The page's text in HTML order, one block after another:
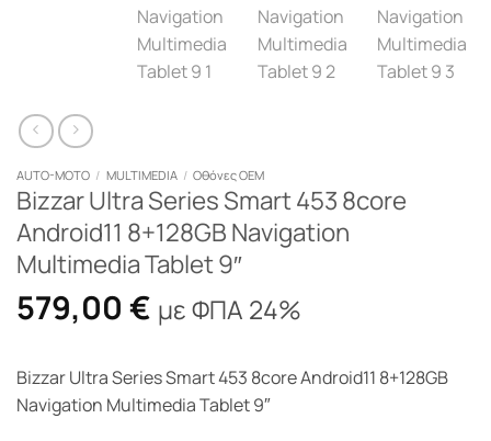
AUTO-MOTO / MULTIMEDIA / Οθόνες OEM
Bizzar Ultra Series Smart 453 8core
Android11 8+128GB Navigation
Multimedia Tablet 9″
579,00 € με ΦΠΑ 24%
Bizzar Ultra Series Smart 453 8core Android11 8+128GB
Navigation Multimedia Tablet 9″